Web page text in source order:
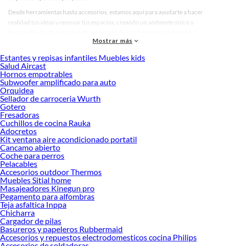
Desde herramientas hasta accesorios, estamos aquí para ayudarte a hacer
realidad tus ideas y renovar tus espacios, creando un ambiente único y
accesorios de calidad que te ayudarán a crear un espacio más tú.
Desde remodelaciones hasta proyectos de decoración, estamos aquí para hacer
tus ideas realidad. ¡Visítanos y encuentra todo lo que tenemos para ofrecerte en
Baterias Externas!
Explora la variedad de productos de Baterias Externas en Sodimac
Herramientas, materiales y accesorios de calidad para tus proyectos y
renovación de espacios. ¡Visítanos y descubre todo lo que tenemos para
ofrecerte!
Encuentra una amplia variedad de productos de Baterias Externas en Sodimac.
Encuentra todo lo necesario para tus proyectos de renovación y decoración.
¡Visítanos y haz tus ideas realidad!
Mostrar más
Estantes y repisas infantiles Muebles kids
Salud Aircast
Hornos empotrables
Subwoofer amplificado para auto
Orquidea
Sellador de carroceria Wurth
Gotero
Fresadoras
Cuchillos de cocina Rauka
Adocretos
Kit ventana aire acondicionado portatil
Cancamo abierto
Coche para perros
Pelacables
Accesorios outdoor Thermos
Muebles Sitial home
Masajeadores Kinegun pro
Pegamento para alfombras
Teja asfaltica Inppa
Chicharra
Cargador de pilas
Basureros y papeleros Rubbermaid
Accesorios y repuestos electrodomesticos cocina Philips